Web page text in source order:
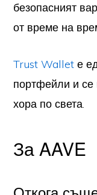
безопасният
от време на
Trust Wallet е
портфейли и се
хора по света.
За AAVE